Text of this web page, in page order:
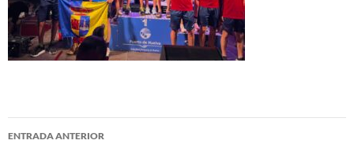
Navegación
ENTRADA ANTERIOR